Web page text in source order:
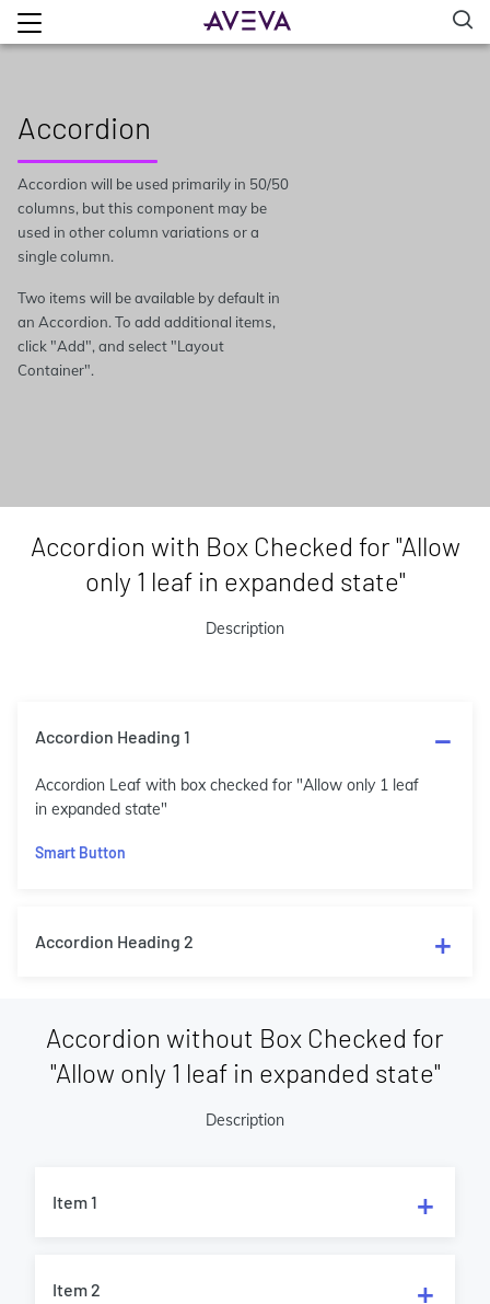
Accordion
Accordion will be used primarily in 50/50
columns, but this component may be
used in other column variations or a
single column.
Two items will be available by default in
an Accordion. To add additional items,
click "Add", and select "Layout
Container".
Accordion with Box Checked for "Allow
only 1 leaf in expanded state"
Description
Accordion Heading 1
Accordion Leaf with box checked for "Allow only 1 leaf
in expanded state"
Smart Button
Accordion Heading 2
Accordion without Box Checked for
"Allow only 1 leaf in expanded state"
Description
Item 1
Item 2